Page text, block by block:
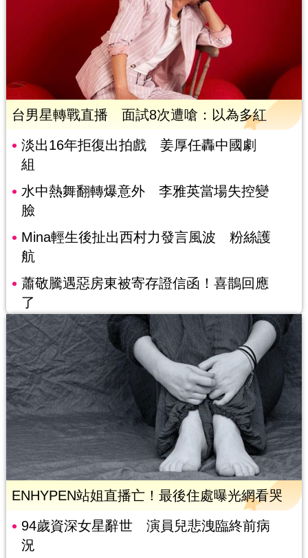
台男星轉戰直播 面試8次遭嗆：以為多紅
淡出16年拒復出拍戲 姜厚任轟中國劇
組
水中熱舞翻轉爆意外 李雅英當場失控變
臉
Mina輕生後扯出西村力發言風波 粉絲護
航
蕭敬騰遇惡房東被寄存證信函！喜鵲回應
了
ENHYPEN站姐直播亡！最後住處曝光網看哭
94歲資深女星辭世 演員兒悲洩臨終前病
況